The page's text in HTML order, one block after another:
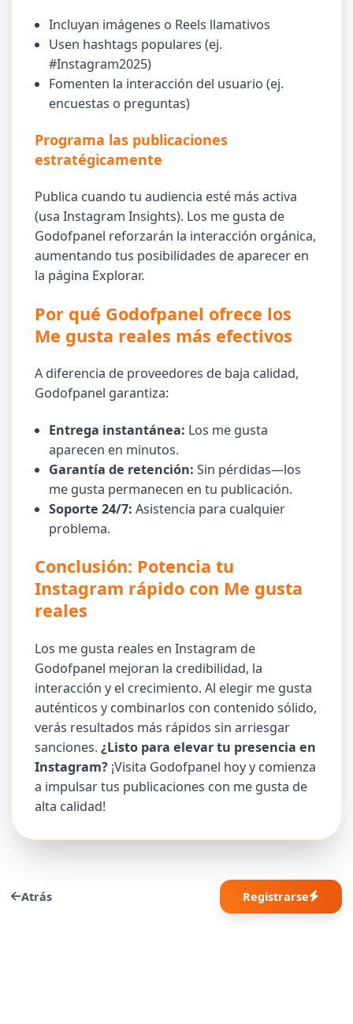
Incluyan imágenes o Reels llamativos
Usen hashtags populares (ej.
#Instagram2025)
Fomenten la interacción del usuario (ej.
encuestas o preguntas)
Programa las publicaciones
estratégicamente
Publica cuando tu audiencia esté más activa
(usa Instagram Insights). Los me gusta de
Godofpanel reforzarán la interacción orgánica,
aumentando tus posibilidades de aparecer en
la página Explorar.
Por qué Godofpanel ofrece los
Me gusta reales más efectivos
A diferencia de proveedores de baja calidad,
Godofpanel garantiza:
Entrega instantánea: Los me gusta
aparecen en minutos.
Garantía de retención: Sin pérdidas—los
me gusta permanecen en tu publicación.
Soporte 24/7: Asistencia para cualquier
problema.
Conclusión: Potencia tu
Instagram rápido con Me gusta
reales
Los me gusta reales en Instagram de
Godofpanel mejoran la credibilidad, la
interacción y el crecimiento. Al elegir me gusta
auténticos y combinarlos con contenido sólido,
verás resultados más rápidos sin arriesgar
sanciones.¿Listo para elevar tu presencia en
Instagram? ¡Visita Godofpanel hoy y comienza
a impulsar tus publicaciones con me gusta de
alta calidad!
Atrás Registrarse